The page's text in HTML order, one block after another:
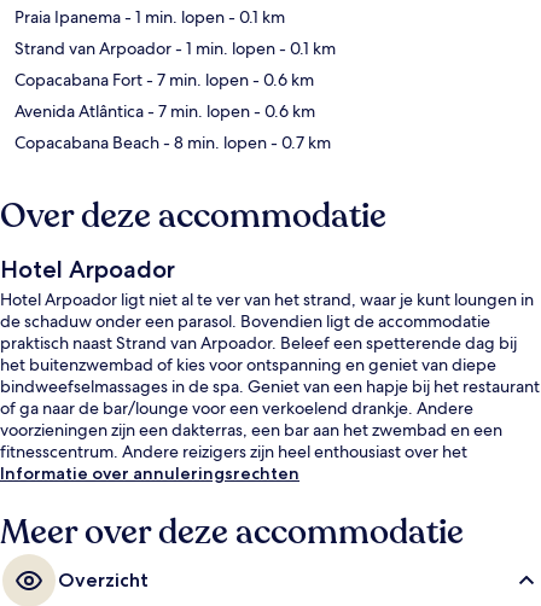
Praia Ipanema- 1 min. lopen- 0.1 km
Strand van Arpoador- 1 min. lopen- 0.1 km
Copacabana Fort- 7 min. lopen- 0.6 km
Avenida Atlântica- 7 min. lopen- 0.6 km
Copacabana Beach- 8 min. lopen- 0.7 km
Over deze accommodatie
Hotel Arpoador
Hotel Arpoador ligt niet al te ver van het strand, waar je kunt loungen in
de schaduw onder een parasol. Bovendien ligt de accommodatie
praktisch naast Strand van Arpoador. Beleef een spetterende dag bij
het buitenzwembad of kies voor ontspanning en geniet van diepe
bindweefselmassages in de spa. Geniet van een hapje bij het restaurant
of ga naar de bar/lounge voor een verkoelend drankje. Andere
voorzieningen zijn een dakterras, een bar aan het zwembad en een
fitnesscentrum. Andere reizigers zijn heel enthousiast over het
behulpzame personeel en de locatie. Het openbaar vervoer vind je
Informatie over annuleringsrechten
Meer over deze accommodatie
Overzicht